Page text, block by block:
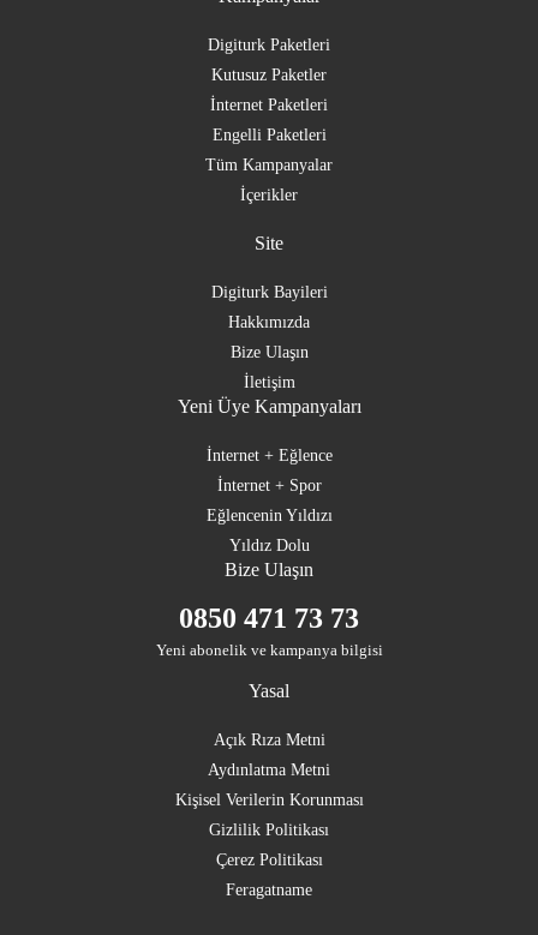
Digiturk Paketleri
Kutusuz Paketler
İnternet Paketleri
Engelli Paketleri
Tüm Kampanyalar
İçerikler
Site
Digiturk Bayileri
Hakkımızda
Bize Ulaşın
İletişim
Yeni Üye Kampanyaları
İnternet + Eğlence
İnternet + Spor
Eğlencenin Yıldızı
Yıldız Dolu
Bize Ulaşın
0850 471 73 73
Yeni abonelik ve kampanya bilgisi
Yasal
Açık Rıza Metni
Aydınlatma Metni
Kişisel Verilerin Korunması
Gizlilik Politikası
Çerez Politikası
Feragatname